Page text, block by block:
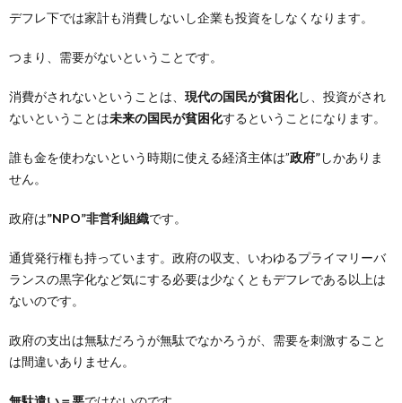
デフレ下では家計も消費しないし企業も投資をしなくなります。
つまり、需要がないということです。
消費がされないということは、 現代の国民が貧困化し、投資がされ
ないということは未来の国民が貧困化するということになります。
誰も金を使わないという時期に使える経済主体は”政府”しかありま
せん。
政府は”NPO”非営利組織です。
通貨発行権も持っています。政府の収支、いわゆるプライマリーバ
ランスの黒字化など気にする必要は少なくともデフレである以上は
ないのです。
政府の支出は無駄だろうが無駄でなかろうが、需要を刺激すること
は間違いありません。